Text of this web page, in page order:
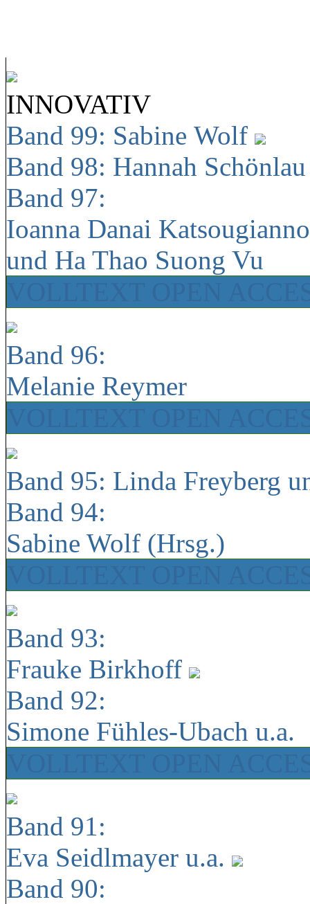
INNOVATIV
Band 99: Sabine Wolf
Band 98: Hannah
Band 97:
Ioanna Danai
und Ha Thao Suong Vu
Band 96:
Melanie Reymer
Band 95: Linda Freyberg
Band 94:
Sabine Wolf (Hrsg.)
Band 93:
Frauke Birkhoff
Band 92:
Simone Fühles-Ubach u.a.
Band 91:
Eva Seidlmayer u.a.
Band 90: